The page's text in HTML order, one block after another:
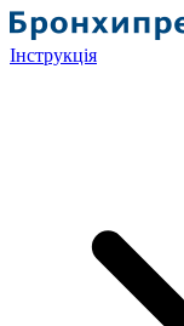
Інструкція